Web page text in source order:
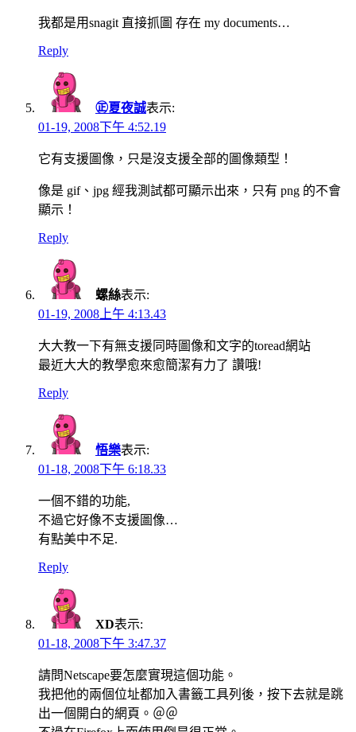
我都是用snagit 直接抓圖 存在 my documents…
Reply
㊣夏夜誠表示:
01-19, 2008下午 4:52.19
它有支援圖像，只是沒支援全部的圖像類型！
像是 gif、jpg 經我測試都可顯示出來，只有 png 的不會
顯示！
Reply
螺絲表示:
01-19, 2008上午 4:13.43
大大教一下有無支援同時圖像和文字的toread網站
最近大大的教學愈來愈簡潔有力了 讚哦!
Reply
悟樂表示:
01-18, 2008下午 6:18.33
一個不錯的功能,
不過它好像不支援圖像…
有點美中不足.
Reply
XD表示:
01-18, 2008下午 3:47.37
請問Netscape要怎麼實現這個功能。
我把他的兩個位址都加入書籤工具列後，按下去就是跳
出一個開白的網頁。＠＠